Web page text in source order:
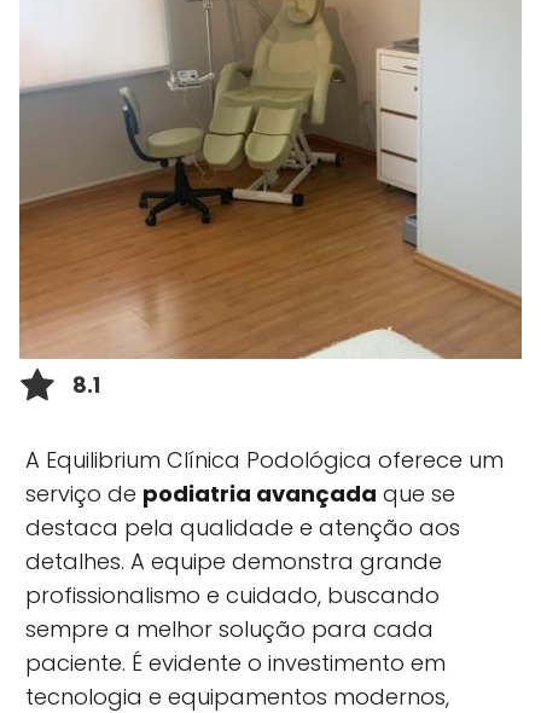
8.1
A Equilibrium Clínica Podológica oferece um
serviço de podiatria avançada que se
destaca pela qualidade e atenção aos
detalhes. A equipe demonstra grande
profissionalismo e cuidado, buscando
sempre a melhor solução para cada
paciente. É evidente o investimento em
tecnologia e equipamentos modernos,